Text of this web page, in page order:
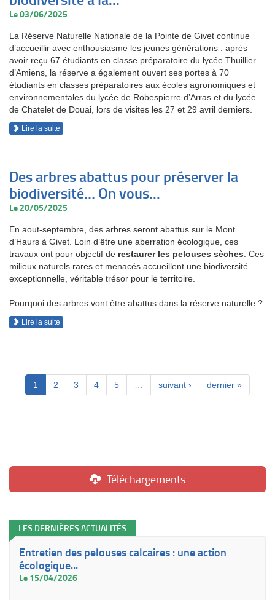
Le 03/06/2025
La Réserve Naturelle Nationale de la Pointe de Givet continue
d’accueillir avec enthousiasme les jeunes générations : après
avoir reçu 67 étudiants en classe préparatoire du lycée Thuillier
d’Amiens, la réserve a également ouvert ses portes à 70
étudiants en classes préparatoires aux écoles agronomiques et
environnementales du lycée de Robespierre d’Arras et du lycée
de Chatelet de Douai, lors de visites les 27 et 29 avril derniers.
Lire la suite
Des arbres abattus pour préserver la
biodiversité… On vous...
Le 20/05/2025
En aout-septembre, des arbres seront abattus sur le Mont
d’Haurs à Givet. Loin d’être une aberration écologique, ces
travaux ont pour objectif de restaurer les pelouses sèches . Ces
milieux naturels rares et menacés accueillent une biodiversité
exceptionnelle, véritable trésor pour le territoire.
Pourquoi des arbres vont être abattus dans la réserve naturelle ?
Lire la suite
1 2 3 4 5 … suivant › dernier »
Téléchargements
LES DERNIÈRES ACTUALITÉS
Entretien des pelouses calcaires : une action
écologique...
Le 15/04/2026